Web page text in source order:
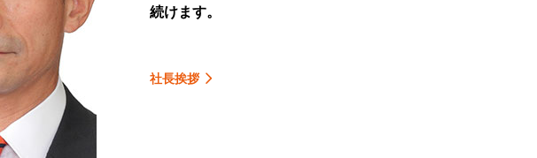
続けます。
社長挨拶